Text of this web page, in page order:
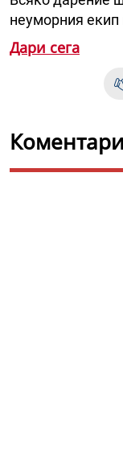
неуморния екип
Дари сега
Коментари